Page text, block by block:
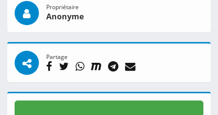
Propriétaire
Anonyme
Partage